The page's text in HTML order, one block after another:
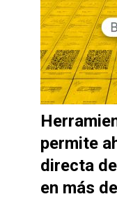
permite
directa
en más